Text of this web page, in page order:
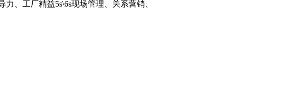
力、工厂精益5s\6s现场管理、关系营销、